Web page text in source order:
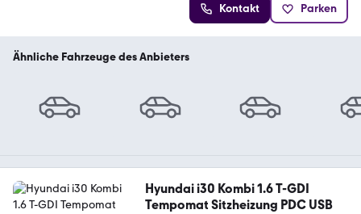
Kontakt Parken
Ähnliche Fahrzeuge des Anbieters
Hyundai i30 Kombi 1.6 T-GDI
Tempomat Sitzheizung PDC USB